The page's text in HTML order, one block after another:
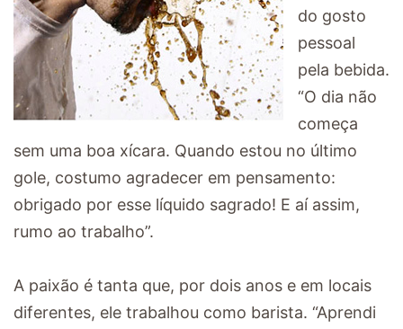
do gosto
pessoal
pela bebida.
“O dia não
começa
sem uma boa xícara. Quando estou no último
gole, costumo agradecer em pensamento:
obrigado por esse líquido sagrado! E aí assim,
rumo ao trabalho”.
A paixão é tanta que, por dois anos e em locais
diferentes, ele trabalhou como barista. “Aprendi